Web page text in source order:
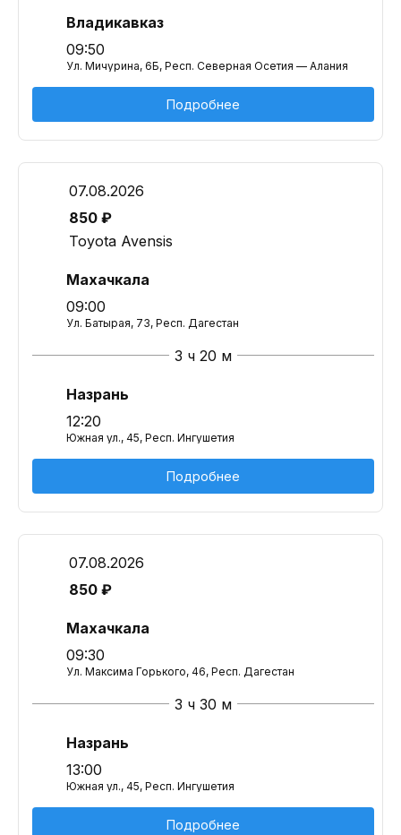
Владикавказ
09:50
Ул. Мичурина, 6Б, Респ. Северная Осетия — Алания
Подробнее
07.08.2026
850 ₽
Toyota Avensis
Махачкала
09:00
Ул. Батырая, 73, Респ. Дагестан
3 ч 20 м
Назрань
12:20
Южная ул., 45, Респ. Ингушетия
Подробнее
07.08.2026
850 ₽
Махачкала
09:30
Ул. Максима Горького, 46, Респ. Дагестан
3 ч 30 м
Назрань
13:00
Южная ул., 45, Респ. Ингушетия
Подробнее